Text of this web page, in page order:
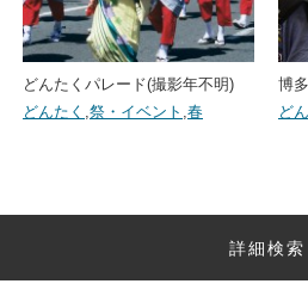
どんたくパレード(撮影年不明)
どんたく ,祭・イベント ,春
博
ど
詳細検索